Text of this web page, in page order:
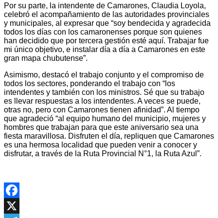
Por su parte, la intendente de Camarones, Claudia Loyola,
celebró el acompañamiento de las autoridades provinciales
y municipales, al expresar que “soy bendecida y agradecida
todos los días con los camaronenses porque son quienes
han decidido que por tercera gestión esté aquí. Trabajar fue
mi único objetivo, e instalar día a día a Camarones en este
gran mapa chubutense”.
Asimismo, destacó el trabajo conjunto y el compromiso de
todos los sectores, ponderando el trabajo con “los
intendentes y también con los ministros. Sé que su trabajo
es llevar respuestas a los intendentes. A veces se puede,
otras no, pero con Camarones tienen afinidad”. Al tiempo
que agradeció “al equipo humano del municipio, mujeres y
hombres que trabajan para que este aniversario sea una
fiesta maravillosa. Disfruten el día, repliquen que Camarones
es una hermosa localidad que pueden venir a conocer y
disfrutar, a través de la Ruta Provincial N°1, la Ruta Azul”.
Facebook